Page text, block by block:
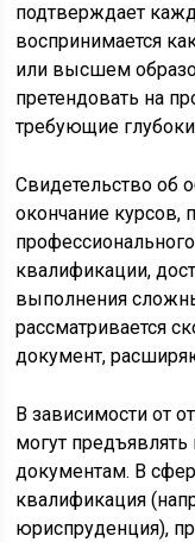
подтверждает
воспринимается
или высшем
претендовать на
требующие
Свидетельство об
окончание курсов,
квалификации,
выполнения
рассматривается
документ,
В зависимости от
могут
документам. В
квалификация
юриспруденция),